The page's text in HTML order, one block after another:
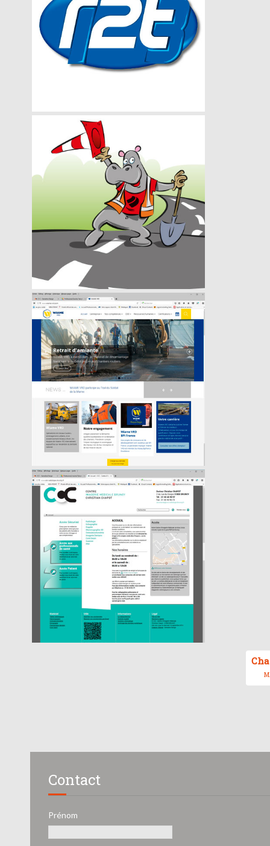
Contact
Prénom